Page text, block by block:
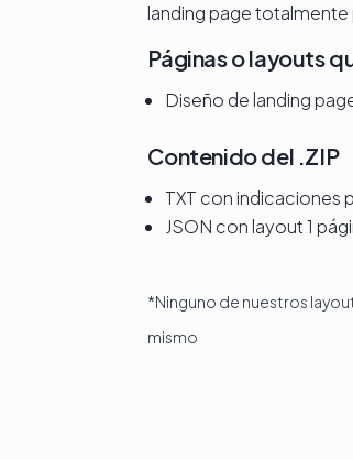
landing page totalmente
Páginas o layouts
Diseño de landing
Contenido del .ZIP
TXT con indicaciones
JSON con layout 1
*Ninguno de nuestros
mismo